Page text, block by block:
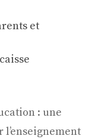
et
: une